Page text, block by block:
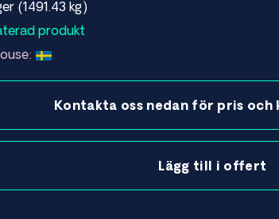
(1491.43 kg)
produkt
Kontakta oss nedan för pris
Lägg till i offert